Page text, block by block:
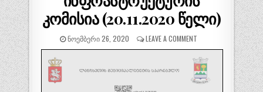
კომისია (20.11.2020 წელი)
ᲜᲝᲔᲛᲑᲔᲠᲘ 26, 2020 LEAVE A COMMENT